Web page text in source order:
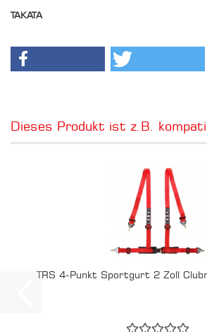
TAKATA
Dieses Produkt ist z.B.
TRS 4-Punkt Sportgurt 2 Zoll